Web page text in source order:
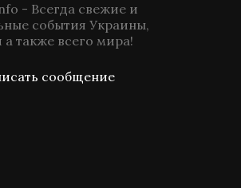
- Всегда свежие и
события Украины,
а также всего мира!
сообщение